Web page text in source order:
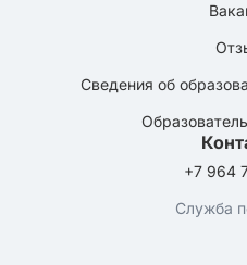
Сведения об
+7 964
Служба